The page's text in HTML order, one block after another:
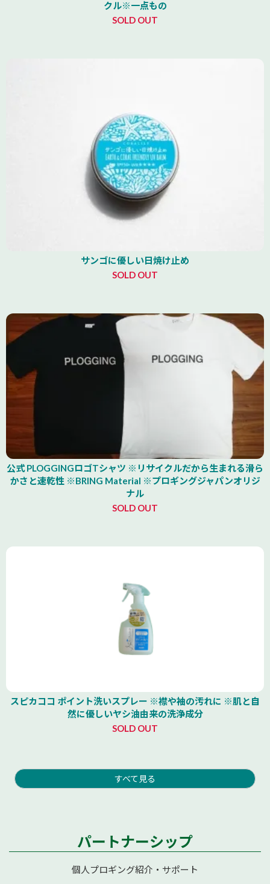
クル※一点もの
SOLD OUT
サンゴに優しい日焼け止め
SOLD OUT
公式 PLOGGINGロゴTシャツ ※リサイクルだから生まれる滑ら
かさと速乾性 ※BRING Material ※プロギングジャパンオリジ
ナル
SOLD OUT
スピカココ ポイント洗いスプレー ※襟や袖の汚れに ※肌と自
然に優しいヤシ油由来の洗浄成分
SOLD OUT
すべて見る
パートナーシップ
個人プロギング紹介・サポート